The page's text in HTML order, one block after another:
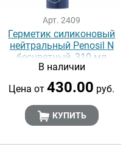
Арт. 2409
Герметик силиконовый
нейтральный Penosil N
бесцветный, 310 мл
В наличии
Цена от430.00 руб.
КУПИТЬ